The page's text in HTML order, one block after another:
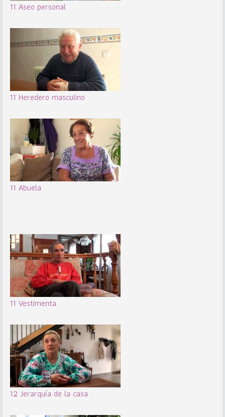
11 Aseo personal
11 Heredero masculino
11 Abuela
11 Vestimenta
12 Jerarquía de la casa